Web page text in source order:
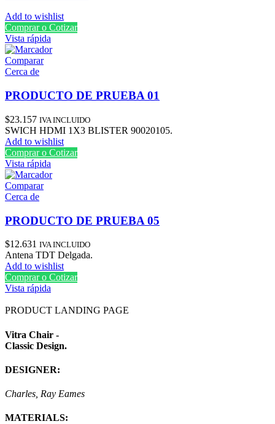
Add to wishlist
Comprar o Cotizar
Vista rápida
Comparar
Cerca de
PRODUCTO DE PRUEBA 01
$23.157 IVA INCLUIDO
SWICH HDMI 1X3 BLISTER 90020105.
Add to wishlist
Comprar o Cotizar
Vista rápida
Comparar
Cerca de
PRODUCTO DE PRUEBA 05
$12.631 IVA INCLUIDO
Antena TDT Delgada.
Add to wishlist
Comprar o Cotizar
Vista rápida
PRODUCT LANDING PAGE
Vitra Chair -
Classic Design.
DESIGNER:
Charles, Ray Eames
MATERIALS: